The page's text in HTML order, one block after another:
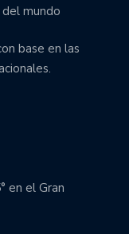
mundo
base en las
en el Gran